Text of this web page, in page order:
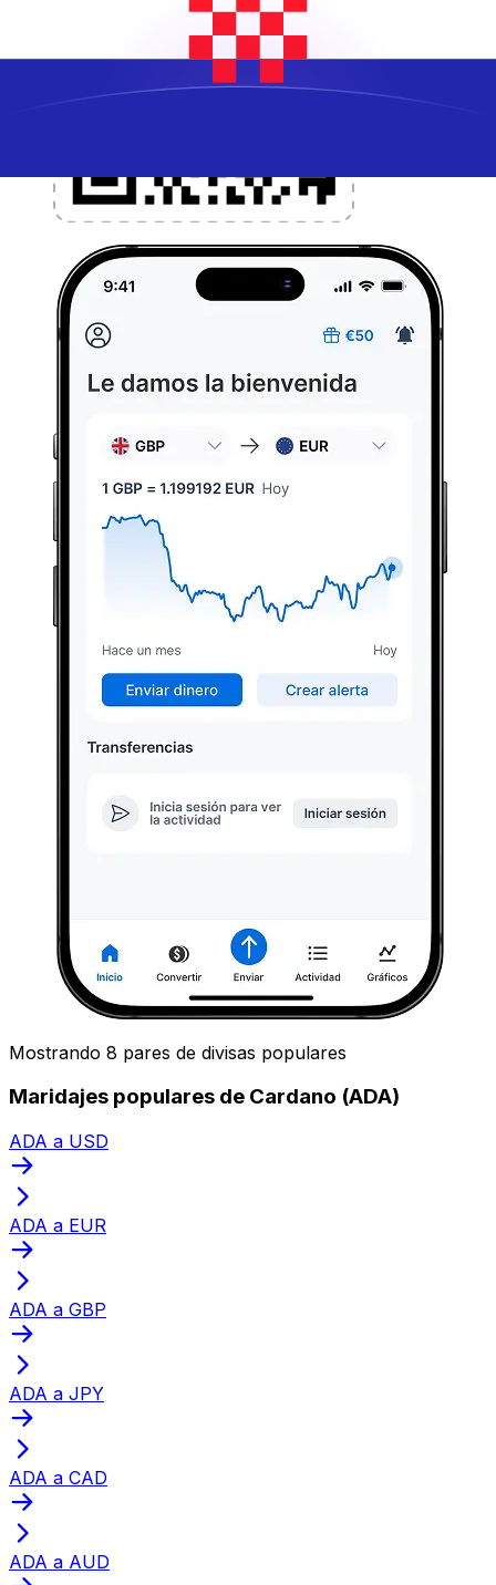
Mostrando 8 pares de divisas populares
Maridajes populares de Cardano (ADA)
ADA a USD
ADA a EUR
ADA a GBP
ADA a JPY
ADA a CAD
ADA a AUD